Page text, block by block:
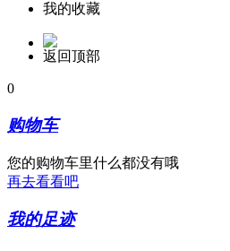
我的收藏
返回顶部
0
购物车
您的购物车里什么都没有哦
再去看看吧
我的足迹